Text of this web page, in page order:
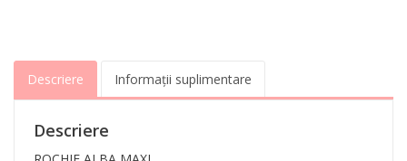
Descriere Informații suplimentare
Descriere